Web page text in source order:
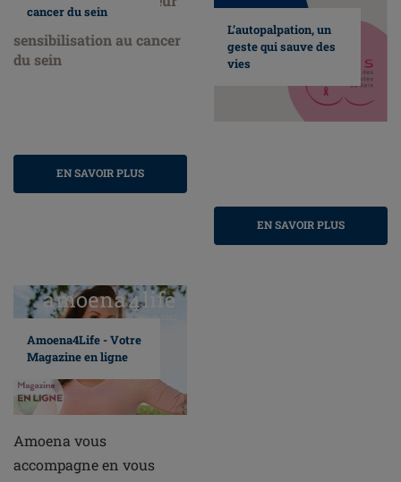
cancer du sein
EN SAVOIR PLUS
L’autopalpation, un
geste qui sauve des
vies
EN SAVOIR PLUS
Amoena4Life - Votre
Magazine en ligne
Amoena vous
accompagne en vous